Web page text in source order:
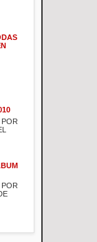
POR
POR